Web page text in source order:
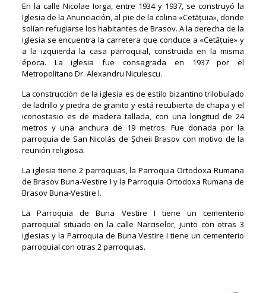
En la calle Nicolae Iorga, entre 1934 y 1937, se construyó la
Iglesia de la Anunciación, al pie de la colina «Cetățuia», donde
solían refugiarse los habitantes de Brasov. A la derecha de la
iglesia se encuentra la carretera que conduce a «Cetățuie» y
a la izquierda la casa parroquial, construida en la misma
época. La iglesia fue consagrada en 1937 por el
Metropolitano Dr. Alexandru Niculescu.
La construcción de la iglesia es de estilo bizantino trilobulado
de ladrillo y piedra de granito y está recubierta de chapa y el
iconostasio es de madera tallada, con una longitud de 24
metros y una anchura de 19 metros. Fue donada por la
parroquia de San Nicolás de Șcheii Brasov con motivo de la
reunión religiosa.
La iglesia tiene 2 parroquias, la Parroquia Ortodoxa Rumana
de Brasov Buna-Vestire I y la Parroquia Ortodoxa Rumana de
Brasov Buna-Vestire I.
La Parroquia de Buna Vestire I tiene un cementerio
parroquial situado en la calle Narciselor, junto con otras 3
iglesias y la Parroquia de Buna Vestire I tiene un cementerio
parroquial con otras 2 parroquias.